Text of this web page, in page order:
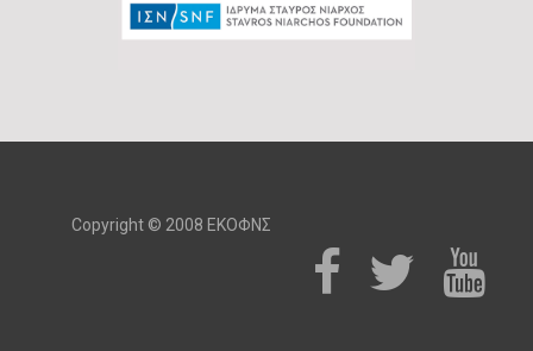
Copyright © 2008 ΕΚΟΦΝΣ